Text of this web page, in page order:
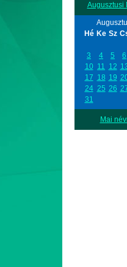
Augusztusi
Hé Ke Sz
3
4 5 6
10 11 12
17 18 19
24 25 26
31
Mai